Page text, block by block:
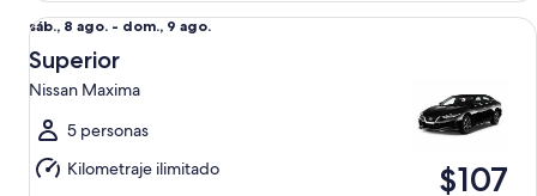
Del
sáb.,
8
ago.
al
dom.,
9
sáb., 8 ago. - dom., 9 ago.
Superior
Nissan Maxima
5 personas
Kilometraje ilimitado
$107
Superior Nissan Maxima